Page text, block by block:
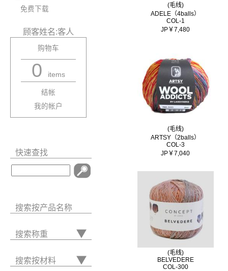
免费下载
顾客姓名:客人
购物车
0 items
结帐
我的帐户
快速查找
搜索按产品名称
搜索称重
搜索按材料
(毛线)
ADELE（4balls）
COL-1
JP￥7,480
(毛线)
ARTSY（2balls）
COL-3
JP￥7,040
(毛线)
BELVEDERE
COL-300